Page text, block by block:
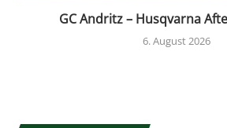
GC Andritz – Husqvarna
6. August 2026